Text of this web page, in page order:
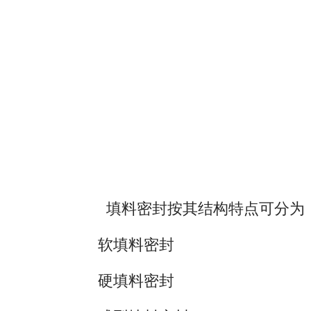
填料密封按其结构特点可分为
软填料密封
硬填料密封